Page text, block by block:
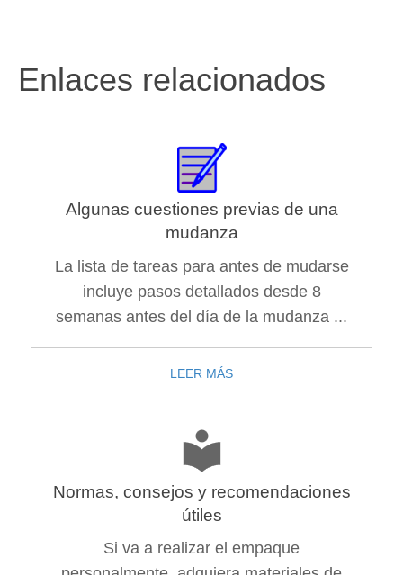
Enlaces relacionados
Algunas cuestiones previas de una
mudanza
La lista de tareas para antes de mudarse
incluye pasos detallados desde 8
semanas antes del día de la mudanza ...
LEER MÁS
Normas, consejos y recomendaciones
útiles
Si va a realizar el empaque